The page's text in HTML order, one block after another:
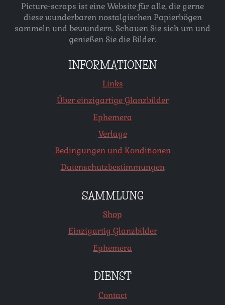
Picture-scraps ist eine Website für alle, die gerne
diese wunderbaren nostalgischen Papierbögen
sammeln und bewundern. Schauen Sie sich um und
genießen Sie die Bilder.
INFORMATIONEN
Links
Über einzigartige Glanzbilder
Ephemera
Verlage
Bedingungen und Konditionen
Datenschutzbestimmungen
SAMMLUNG
Shop
Einzigartig Glanzbilder
Ephemera
DIENST
Contact